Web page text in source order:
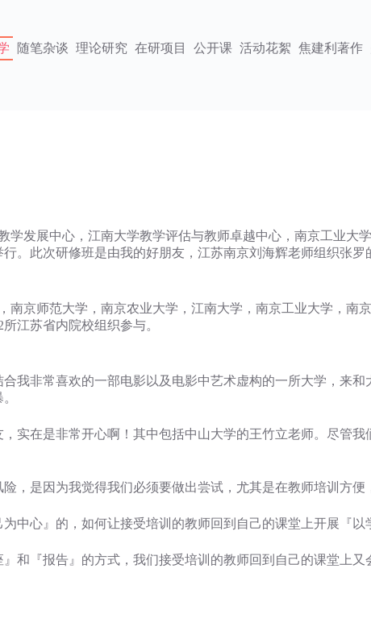
随笔杂谈 理论研究 在研项目 公开课 活动花絮 焦建利著作
学发展中心，江南大学教学评估与教师卓越中心，南京工业大
。此次研修班是由我的好朋友，江苏南京刘海辉老师组织张罗
京师范大学，南京农业大学，江南大学，南京工业大学，南
江苏省内院校组织参与。
我非常喜欢的一部电影以及电影中艺术虚构的一所大学，来和
实在是非常开心啊！其中包括中山大学的王竹立老师。尽管
，是因为我觉得我们必须要做出尝试，尤其是在教师培训方便
中心』的，如何让接受培训的教师回到自己的课堂上开展『以
和『报告』的方式，我们接受培训的教师回到自己的课堂上又